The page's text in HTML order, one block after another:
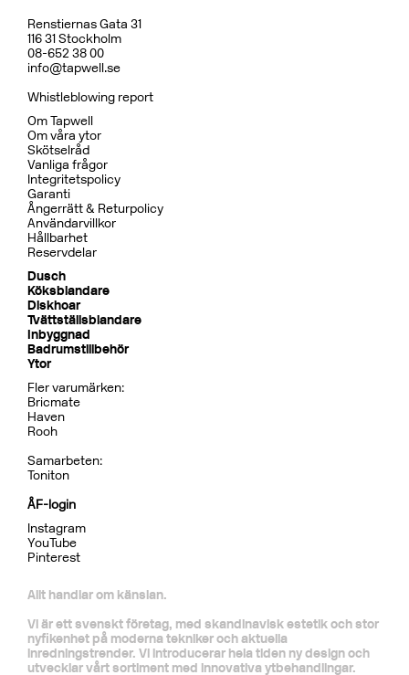
Renstiernas Gata 31
116 31 Stockholm
08-652 38 00
info@tapwell.se
Whistleblowing report
Om Tapwell
Om våra ytor
Skötselråd
Vanliga frågor
Integritetspolicy
Garanti
Ångerrätt & Returpolicy
Användarvillkor
Hållbarhet
Reservdelar
Dusch
Köksblandare
Diskhoar
Tvättställsblandare
Inbyggnad
Badrumstillbehör
Ytor
Fler varumärken:
Bricmate
Haven
Rooh
Samarbeten:
Toniton
ÅF-login
Allt handlar om känslan.
Vi är ett svenskt företag, med skandinavisk estetik och stor
nyfikenhet på moderna tekniker och aktuella
inredningstrender. Vi introducerar hela tiden ny design och
utvecklar vårt sortiment med innovativa ytbehandlingar.
Instagram
YouTube
Pinterest